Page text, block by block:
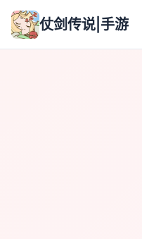
仗剑传说|手游